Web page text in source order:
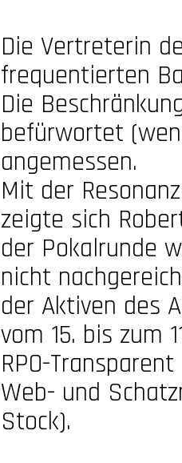
Die Vertreterin
frequentierten
Die
befürwortet
angemessen.
Mit der
zeigte sich
der Pokalrunde
nicht
der Aktiven des
vom 15. bis zum
RPO-
Web- und
Stock).